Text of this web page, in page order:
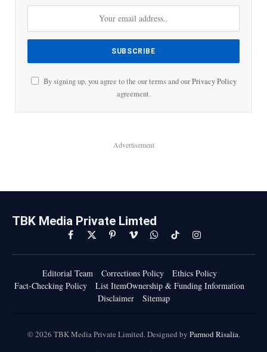
By signing up, you agree to the our terms and ourPrivacy Policy
agreement.
Advertisement
TBK Media Private Limted
Facebook
X
(Twitter)
PinterestVimeoWhatsAppTikTokInstagram
Editorial Team Corrections Policy
Ethics Policy
Fact-Checking Policy
List ItemOwnership & Funding Information
Disclaimer
Sitemap
© 2026 TBK Media Private Limited. Designed by Parmod Risalia.